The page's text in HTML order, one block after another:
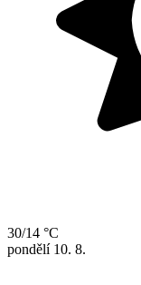
30/14 °C
pondělí 10. 8.